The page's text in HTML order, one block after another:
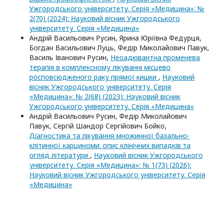
Ужгородського університету. Серія «Медицина»: №
2(70) (2024): Науковий вісник Ужгородського
університету. Серія «Медицина»
Андрій Васильович Русин, Ярина Юріївна Федурця,
Богдан Васильович Луць, Федір Миколайович Павук,
Василь Іванович Русин, Неоадювантна променева
терапія в комплексному лікуванні місцево
росповсюдженого раку прямої кишки , Науковий
вісник Ужгородського університету. Серія
«Медицина»: № 2(68) (2023): Науковий вісник
Ужгородського університету. Серія «Медицина»
Андрій Васильович Русин, Федір Миколайович
Павук, Сергій Шандор Сергійович Бойко,
Діагностика та лікування множинної базально-
клітинної карциноми: опис клінічних випадків та
огляд літератури , Науковий вісник Ужгородського
університету. Серія «Медицина»: № 1(73) (2026):
Науковий вісник Ужгородського університету. Серія
«Медицина»